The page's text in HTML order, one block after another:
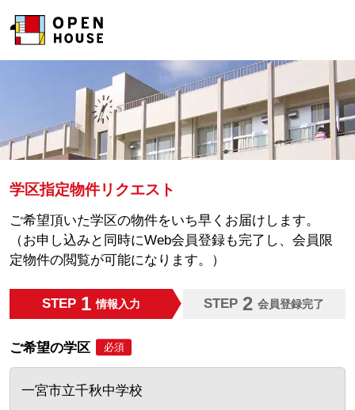
学区指定物件リクエスト
ご希望頂いた学区の物件をいち早くお届けします。
（お申し込みと同時にWeb会員登録も完了し、会員限
定物件の閲覧が可能になります。）
STEP 1 情報入力 STEP 2 会員登録完了
ご希望の学区 必須
一宮市立千秋中学校